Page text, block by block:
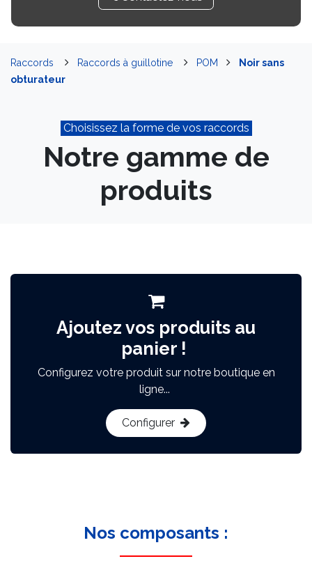
Raccords Raccords à guillotine POM
Noir sans
obturateur
Choisissez la forme de vos raccords
Notre gamme de
produits
Ajoutez vos produits au
panier !
Configurez votre produit sur notre boutique en
ligne...
Configurer
Nos composants :